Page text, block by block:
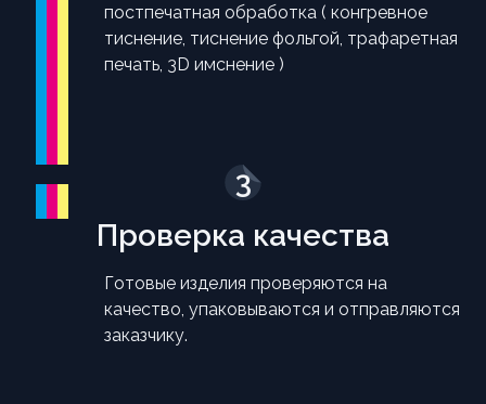
постпечатная обработка ( конгревное
тиснение, тиснение фольгой, трафаретная
печать, 3D имснение )
3
Проверка качества
Готовые изделия проверяются на
качество, упаковываются и отправляются
заказчику.